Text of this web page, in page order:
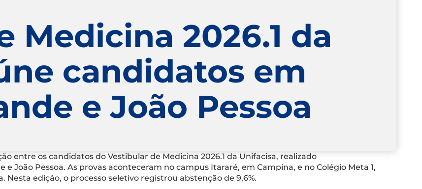
Medicina 2026.1 da
candidatos em
e João Pessoa
entre os candidatos do Vestibular de Medicina 2026.1 da Unifacisa, realizado
João Pessoa. As provas aconteceram no campus Itararé, em Campina, e no Colégio Meta 1,
Nesta edição, o processo seletivo registrou abstenção de 9,6%.